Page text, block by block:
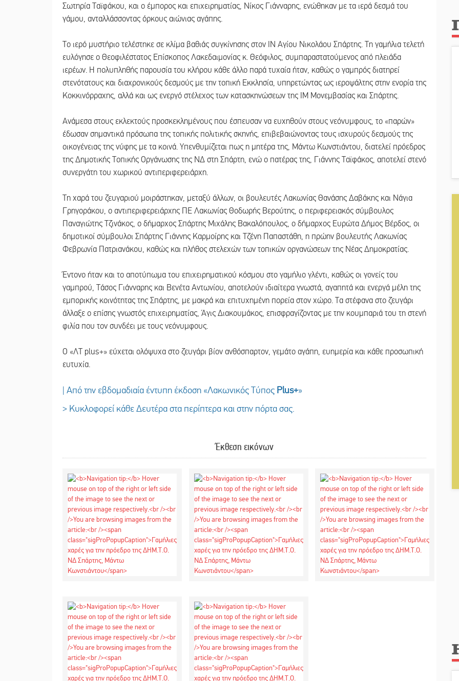
Σωτηρία Ταϊφάκου, και ο έμπορος και επιχειρηματίας, Νίκος Γιάνναρης, ενώθηκαν με τα ιερά δεσμά του
γάμου, ανταλλάσσοντας όρκους αιώνιας αγάπης.
Το ιερό μυστήριο τελέστηκε σε κλίμα βαθιάς συγκίνησης στον ΙΝ Αγίου Νικολάου Σπάρτης. Τη γαμήλια τελετή
ευλόγησε ο Θεοφιλέστατος Επίσκοπος Λακεδαιμονίας κ. Θεόφιλος, συμπαραστατούμενος από πλειάδα
ιερέων. Η πολυπληθής παρουσία του κλήρου κάθε άλλο παρά τυχαία ήταν, καθώς ο γαμπρός διατηρεί
στενότατους και διαχρονικούς δεσμούς με την τοπική Εκκλησία, υπηρετώντας ως ιεροψάλτης στην ενορία της
Κοκκινόρραχης, αλλά και ως ενεργό στέλεχος των κατασκηνώσεων της ΙΜ Μονεμβασίας και Σπάρτης.
Ανάμεσα στους εκλεκτούς προσκεκλημένους που έσπευσαν να ευχηθούν στους νεόνυμφους, το «παρών»
έδωσαν σημαντικά πρόσωπα της τοπικής πολιτικής σκηνής, επιβεβαιώνοντας τους ισχυρούς δεσμούς της
οικογένειας της νύφης με τα κοινά. Υπενθυμίζεται πως η μητέρα της, Μάντω Κωνστιάντου, διατελεί πρόεδρος
της Δημοτικής Τοπικής Οργάνωσης της ΝΔ στη Σπάρτη, ενώ ο πατέρας της, Γιάννης Ταϊφάκος, αποτελεί στενό
συνεργάτη του χωρικού αντιπεριφερειάρχη.
Τη χαρά του ζευγαριού μοιράστηκαν, μεταξύ άλλων, οι βουλευτές Λακωνίας Θανάσης Δαβάκης και Νάγια
Γρηγοράκου, ο αντιπεριφερειάρχης ΠΕ Λακωνίας Θοδωρής Βερούτης, ο περιφερειακός σύμβουλος
Παναγιώτης Τζινάκος, ο δήμαρχος Σπάρτης Μιχάλης Βακαλόπουλος, ο δήμαρχος Ευρώτα Δήμος Βέρδος, οι
δημοτικοί σύμβουλοι Σπάρτης Γιάννης Καρμοίρης και Τζένη Παπαστάθη, η πρώην βουλευτής Λακωνίας
Φεβρωνία Πατριανάκου, καθώς και πλήθος στελεχών των τοπικών οργανώσεων της Νέας Δημοκρατίας.
Έντονο ήταν και το αποτύπωμα του επιχειρηματικού κόσμου στο γαμήλιο γλέντι, καθώς οι γονείς του
γαμπρού, Τάσος Γιάνναρης και Βενέτα Αντωνίου, αποτελούν ιδιαίτερα γνωστά, αγαπητά και ενεργά μέλη της
εμπορικής κοινότητας της Σπάρτης, με μακρά και επιτυχημένη πορεία στον χώρο. Τα στέφανα στο ζευγάρι
άλλαξε ο επίσης γνωστός επιχειρηματίας, Άγις Διακουμάκος, επισφραγίζοντας με την κουμπαριά του τη στενή
φιλία που τον συνδέει με τους νεόνυμφους.
Ο «ΛΤ plus+» εύχεται ολόψυχα στο ζευγάρι βίον ανθόσπαρτον, γεμάτο αγάπη, ευημερία και κάθε προσωπική
ευτυχία.
| Από την εβδομαδιαία έντυπη έκδοση «Λακωνικός Τύπος Plus+»
> Κυκλοφορεί κάθε Δευτέρα στα περίπτερα και στην πόρτα σας.
Έκθεση εικόνων